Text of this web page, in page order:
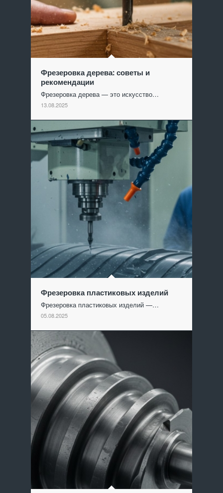
Фрезеровка дерева: советы и
рекомендации
Фрезеровка дерева — это искусство…
13.08.2025
Фрезеровка пластиковых изделий
Фрезеровка пластиковых изделий —…
05.08.2025